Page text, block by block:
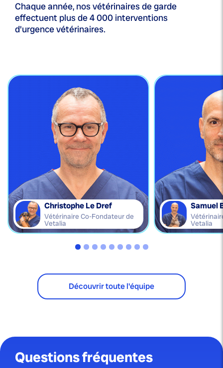
Chaque année, nos vétérinaires de garde
effectuent plus de 4 000 interventions
d'urgence vétérinaires.
Christophe Le Dref
Vétérinaire Co-Fondateur de
Vetalia
Samuel
Vetalia
Découvrir toute l'équipe
Questions fréquentes